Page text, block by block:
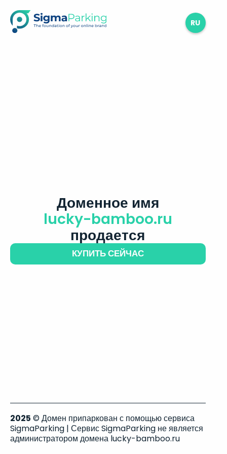
RU
Доменное имя
lucky-bamboo.ru
продается
КУПИТЬ СЕЙЧАС
2025 © Домен припаркован с помощью сервиса
SigmaParking | Сервис SigmaParking не является
администратором домена lucky-bamboo.ru